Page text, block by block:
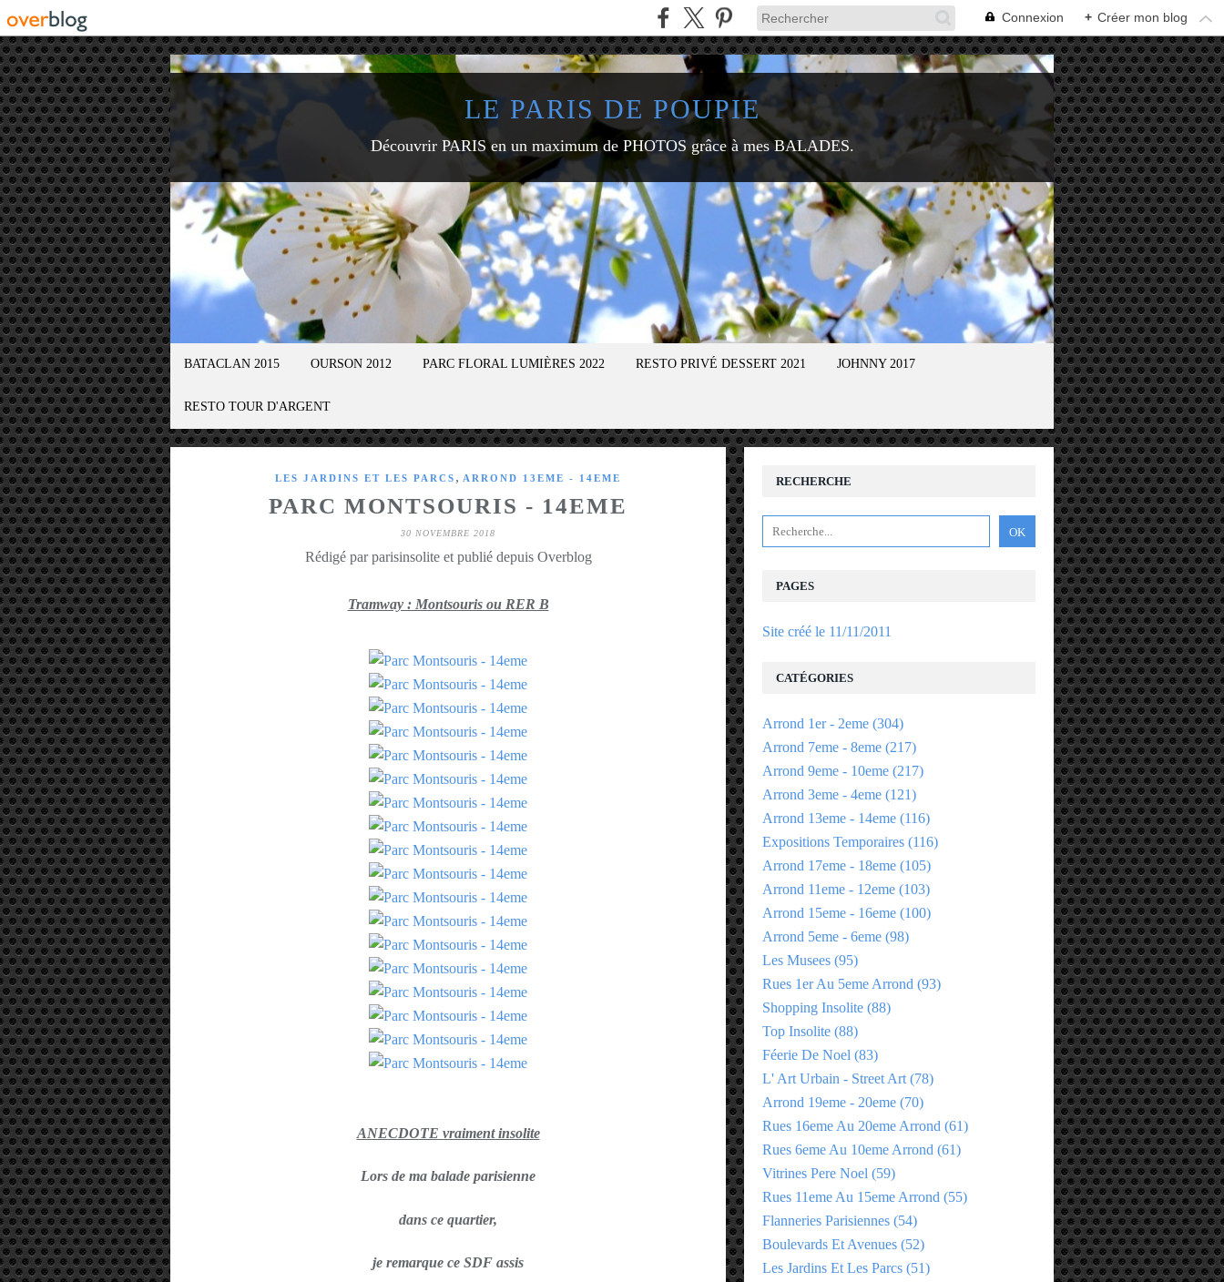
Connexion + Créer mon blog
LE PARIS DE POUPIE
Découvrir PARIS en un maximum de PHOTOS grâce à mes BALADES.
BATACLAN 2015 OURSON 2012 PARC FLORAL LUMIÈRES 2022 RESTO PRIVÉ DESSERT 2021 JOHNNY 2017
RESTO TOUR D'ARGENT
LES JARDINS ET LES PARCS , ARROND 13EME - 14EME
PARC MONTSOURIS - 14EME
30 NOVEMBRE 2018
Rédigé par parisinsolite et publié depuis Overblog
Tramway : Montsouris ou RER B
ANECDOTE vraiment insolite
Lors de ma balade parisienne
dans ce quartier,
je remarque ce SDF assis
RECHERCHE
PAGES
Site créé le 11/11/2011
CATÉGORIES
Arrond 1er - 2eme (304)
Arrond 7eme - 8eme (217)
Arrond 9eme - 10eme (217)
Arrond 3eme - 4eme (121)
Arrond 13eme - 14eme (116)
Expositions Temporaires (116)
Arrond 17eme - 18eme (105)
Arrond 11eme - 12eme (103)
Arrond 15eme - 16eme (100)
Arrond 5eme - 6eme (98)
Les Musees (95)
Rues 1er Au 5eme Arrond (93)
Shopping Insolite (88)
Top Insolite (88)
Féerie De Noel (83)
L' Art Urbain - Street Art (78)
Arrond 19eme - 20eme (70)
Rues 16eme Au 20eme Arrond (61)
Rues 6eme Au 10eme Arrond (61)
Vitrines Pere Noel (59)
Rues 11eme Au 15eme Arrond (55)
Flanneries Parisiennes (54)
Boulevards Et Avenues (52)
Les Jardins Et Les Parcs (51)